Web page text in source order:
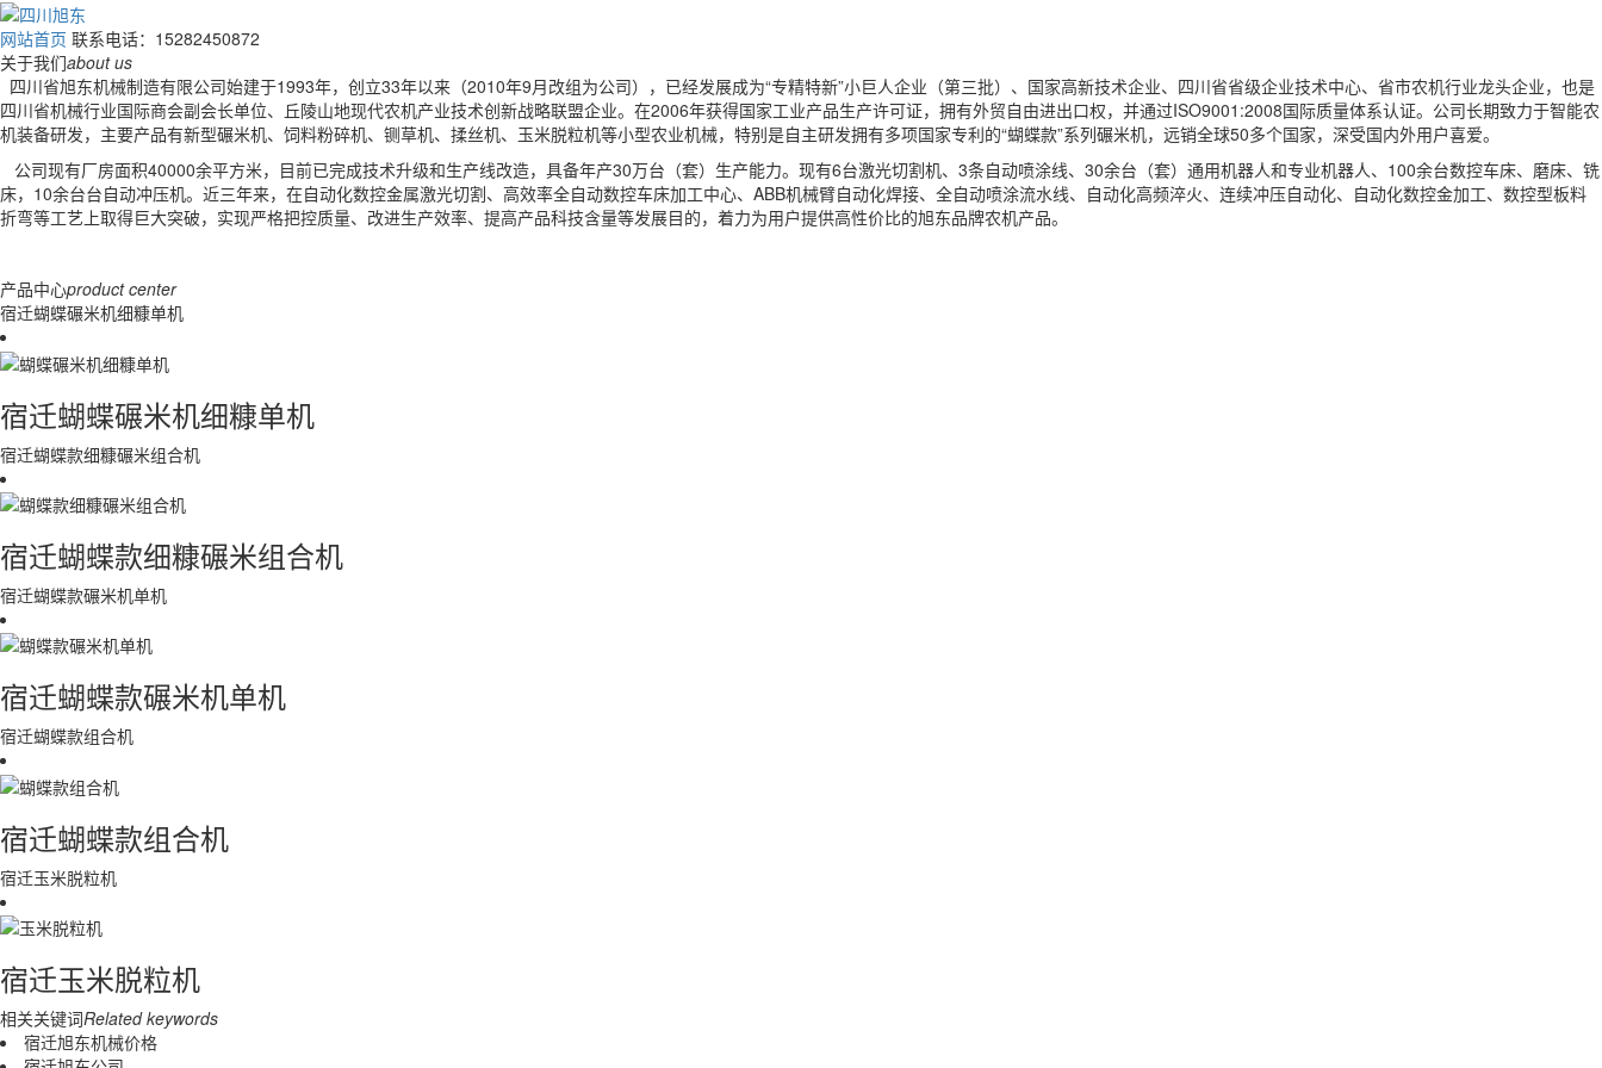
网站首页 联系电话：15282450872
关于我们about us
四川省旭东机械制造有限公司始建于1993年，创立33年以来（2010年9月改组为公司），已经发展成为“专精特新”小巨人企业（第三批）、国家高新技术企业、四川省省级企业技术中心、省市农机行业龙头企业，也是
四川省机械行业国际商会副会长单位、丘陵山地现代农机产业技术创新战略联盟企业。在2006年获得国家工业产品生产许可证，拥有外贸自由进出口权，并通过ISO9001:2008国际质量体系认证。公司长期致力于智能农
机装备研发，主要产品有新型碾米机、饲料粉碎机、铡草机、揉丝机、玉米脱粒机等小型农业机械，特别是自主研发拥有多项国家专利的“蝴蝶款”系列碾米机，远销全球50多个国家，深受国内外用户喜爱。
公司现有厂房面积40000余平方米，目前已完成技术升级和生产线改造，具备年产30万台（套）生产能力。现有6台激光切割机、3条自动喷涂线、30余台（套）通用机器人和专业机器人、100余台数控车床、磨床、铣
床，10余台台自动冲压机。近三年来，在自动化数控金属激光切割、高效率全自动数控车床加工中心、ABB机械臂自动化焊接、全自动喷涂流水线、自动化高频淬火、连续冲压自动化、自动化数控金加工、数控型板料
折弯等工艺上取得巨大突破，实现严格把控质量、改进生产效率、提高产品科技含量等发展目的，着力为用户提供高性价比的旭东品牌农机产品。
产品中心product center
宿迁蝴蝶碾米机细糠单机
宿迁蝴蝶碾米机细糠单机
宿迁蝴蝶款细糠碾米组合机
宿迁蝴蝶款细糠碾米组合机
宿迁蝴蝶款碾米机单机
宿迁蝴蝶款碾米机单机
宿迁蝴蝶款组合机
宿迁蝴蝶款组合机
宿迁玉米脱粒机
宿迁玉米脱粒机
相关关键词Related keywords
宿迁旭东机械价格